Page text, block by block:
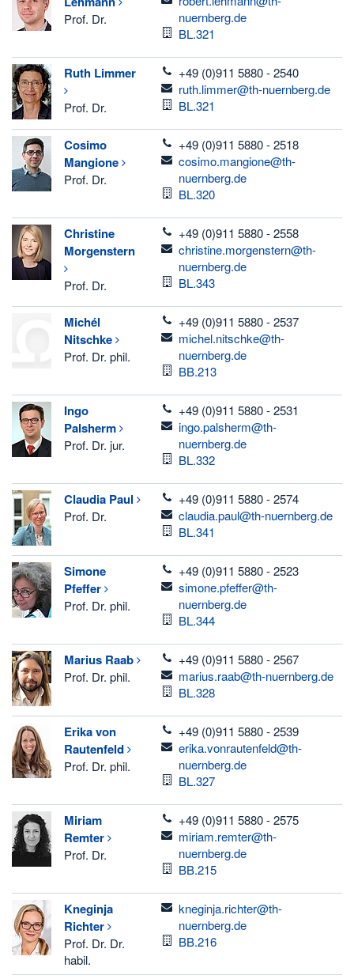
Prof. Dr.
nuernberg.de
Room
BL.321
Ruth Limmer
Prof. Dr.
telefon
+49 (0)911 5880 - 2540
email
ruth.limmer@th-nuernberg.de
Room
BL.321
Cosimo
Mangione
Prof. Dr.
telefon
+49 (0)911 5880 - 2518
email
cosimo.mangione@th-
nuernberg.de
Room
BL.320
Christine
Morgenstern
Prof. Dr.
telefon
+49 (0)911 5880 - 2558
email
christine.morgenstern@th-
nuernberg.de
Room
BL.343
Michél
Nitschke
Prof. Dr. phil.
telefon
+49 (0)911 5880 - 2537
email
michel.nitschke@th-
nuernberg.de
Room
BB.213
Ingo
Palsherm
Prof. Dr. jur.
telefon
+49 (0)911 5880 - 2531
email
ingo.palsherm@th-
nuernberg.de
Room
BL.332
Claudia Paul
Prof. Dr.
telefon
+49 (0)911 5880 - 2574
email
claudia.paul@th-nuernberg.de
Room
BL.341
Simone
Pfeffer
Prof. Dr. phil.
telefon
+49 (0)911 5880 - 2523
email
simone.pfeffer@th-
nuernberg.de
Room
BL.344
Marius Raab
Prof. Dr. phil.
telefon
+49 (0)911 5880 - 2567
email
marius.raab@th-nuernberg.de
Room
BL.328
Erikavon
Rautenfeld
Prof. Dr. phil.
telefon
+49 (0)911 5880 - 2539
email
erika.vonrautenfeld@th-
nuernberg.de
Room
BL.327
Miriam
Remter
Prof. Dr.
telefon
+49 (0)911 5880 - 2575
email
miriam.remter@th-
nuernberg.de
Room
BB.215
Kneginja
Richter
Prof. Dr. Dr.
habil.
email
kneginja.richter@th-
nuernberg.de
Room
BB.216